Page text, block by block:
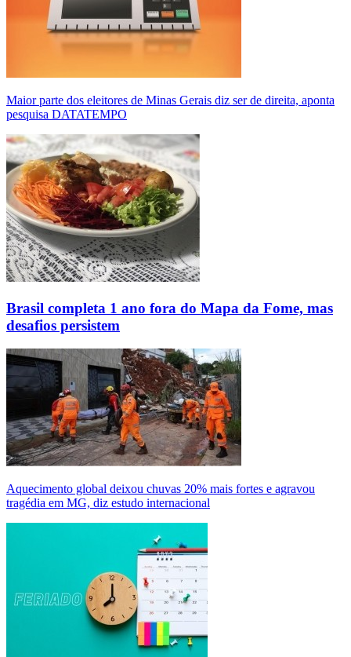
Maior parte dos eleitores de Minas Gerais diz ser de direita, aponta
pesquisa DATATEMPO
Brasil completa 1 ano fora do Mapa da Fome, mas
desafios persistem
Aquecimento global deixou chuvas 20% mais fortes e agravou
tragédia em MG, diz estudo internacional